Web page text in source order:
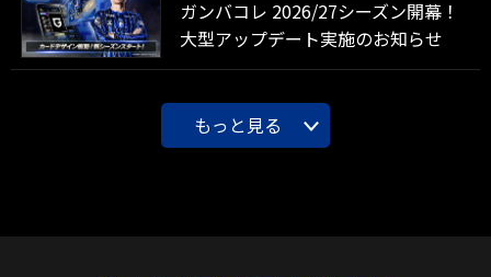
ガンバコレ 2026/27シーズン開幕！
大型アップデート実施のお知らせ
もっと見る